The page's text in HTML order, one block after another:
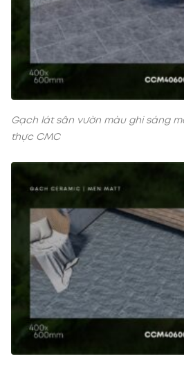
Gạch lát sân vườn màu ghi sáng
thực CMC